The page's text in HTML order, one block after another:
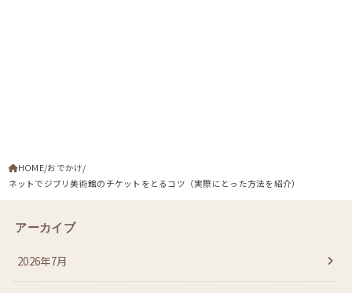
HOME おでかけ
ネットでジブリ美術館のチケットをとるコツ（実際にとった方法を紹介）
アーカイブ
2026年7月